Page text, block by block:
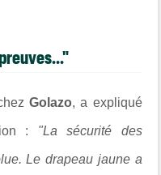
Golazo, a expliqué
: "La sécurité des
Le drapeau jaune a